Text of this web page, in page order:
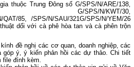
thuộc Trung Đông số G/SPS/N/ARE/138,
183 G/SPS/N/KWT/30,
QAT/85, /SPS/N/SAU/321G/SPS/N/YEM/26
dối với cà phê hòa tan và cà phên trộn
đề nghị các cơ quan, doanh nghiệp, các
góp ý, ý kiến phản hồi các dự thảo. Chi tiết
file đính kèm.